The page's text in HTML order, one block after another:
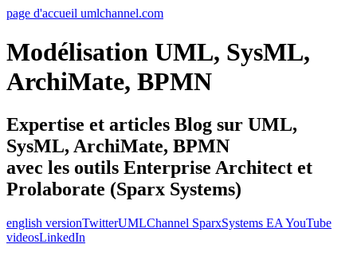
page d'accueil umlchannel.com
Modélisation UML, SysML,
ArchiMate, BPMN
Expertise et articles Blog sur UML,
SysML, ArchiMate, BPMN
avec les outils Enterprise Architect et
Prolaborate (Sparx Systems)
english versionTwitterUMLChannel SparxSystems EA YouTube
videosLinkedIn